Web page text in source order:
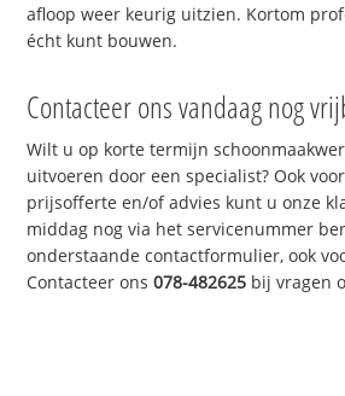
afloop weer keurig uitzien. Kortom
écht kunt bouwen.
Contacteer ons vandaag nog
Wilt u op korte termijn
uitvoeren door een specialist? Ook
prijsofferte en/of advies kunt u onze
middag nog via het servicenummer
onderstaande contactformulier, ook
Contacteer ons078-482625 bij vragen